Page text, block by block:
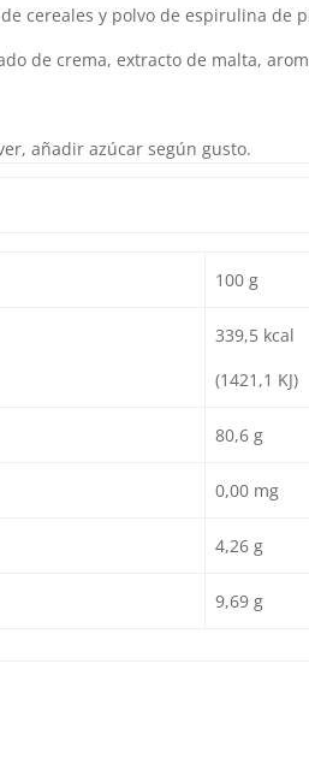
cereales y polvo de espirulina
de crema, extracto de malta,
añadir azúcar según gusto.
100 g
339,5 kcal
(1421,1 KJ)
80,6 g
0,00 mg
4,26 g
9,69 g